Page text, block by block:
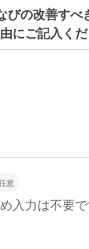
びの改善すべ
にご記入く
びの改善す
入力は不要で